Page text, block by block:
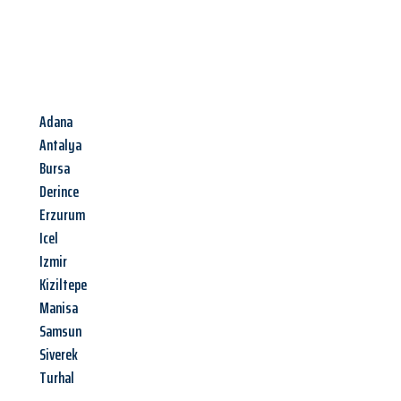
Adana
Antalya
Bursa
Derince
Erzurum
Icel
Izmir
Kiziltepe
Manisa
Samsun
Siverek
Turhal